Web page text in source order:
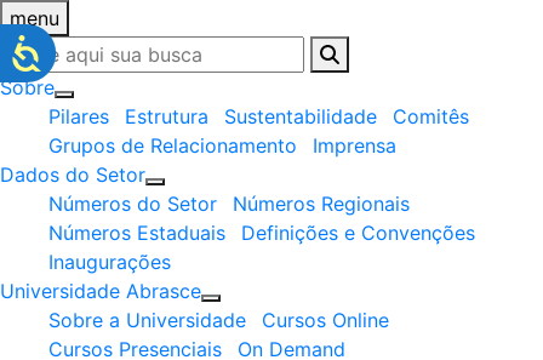
menu
Sobre
Pilares
Estrutura Sustentabilidade
Comitês
Grupos de Relacionamento
Imprensa
Dados do Setor
Números do Setor
Números Regionais
Números Estaduais
Definições e Convenções
Inaugurações
Universidade Abrasce
Sobre a Universidade
Cursos Online
Cursos Presenciais
On Demand